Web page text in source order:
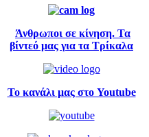
Άνθρωποι σε κίνηση. Τα
βίντεό μας για τα Τρίκαλα
Το κανάλι μας στο Youtube